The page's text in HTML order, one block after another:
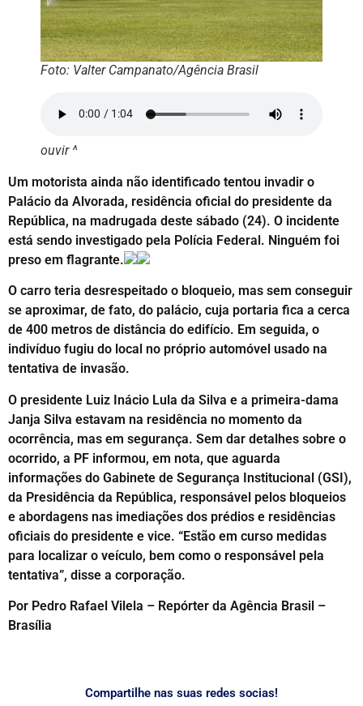
Foto: Valter Campanato/Agência Brasil
ouvir ^
Um motorista ainda não identificado tentou invadir o
Palácio da Alvorada, residência oficial do presidente da
República, na madrugada deste sábado (24). O incidente
está sendo investigado pela Polícia Federal. Ninguém foi
preso em flagrante.
O carro teria desrespeitado o bloqueio, mas sem conseguir
se aproximar, de fato, do palácio, cuja portaria fica a cerca
de 400 metros de distância do edifício. Em seguida, o
indivíduo fugiu do local no próprio automóvel usado na
tentativa de invasão.
O presidente Luiz Inácio Lula da Silva e a primeira-dama
Janja Silva estavam na residência no momento da
ocorrência, mas em segurança. Sem dar detalhes sobre o
ocorrido, a PF informou, em nota, que aguarda
informações do Gabinete de Segurança Institucional (GSI),
da Presidência da República, responsável pelos bloqueios
e abordagens nas imediações dos prédios e residências
oficiais do presidente e vice. “Estão em curso medidas
para localizar o veículo, bem como o responsável pela
tentativa”, disse a corporação.
Por Pedro Rafael Vilela – Repórter da Agência Brasil –
Brasília
Compartilhe nas suas redes socias!